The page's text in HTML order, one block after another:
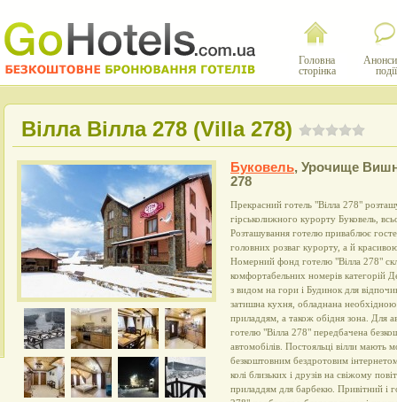
Головна
сторінка
події
Вілла Вілла 278 (Villa 278)
Буковель, Урочище
278
Прекрасний готель "Вілла 278"
гірськолижного курорту Буковель,
Розташування готелю приваблює
головних розваг курорту, а й
Номерний фонд готелю "Вілла 278"
комфортабельних номерів категорій
з видом на гори і Будинок для
затишна кухня, обладнана
приладдям, а також обідня зона. Для
готелю "Вілла 278" передбачена
автомобілів. Постояльці вілли мають
безкоштовним бездротовим
колі близьких і друзів на свіжому
приладдям для барбекю. Привітний і